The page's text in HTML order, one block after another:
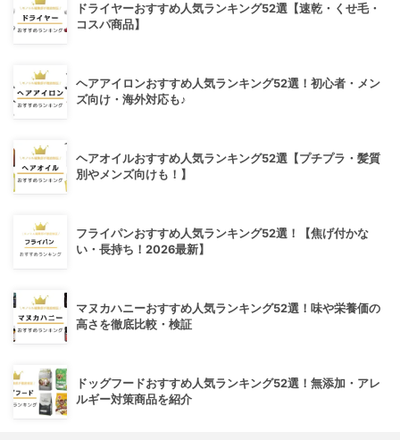
ドライヤーおすすめ人気ランキング52選【速乾・くせ毛・
コスパ商品】
ヘアアイロンおすすめ人気ランキング52選！初心者・メン
ズ向け・海外対応も♪
ヘアオイルおすすめ人気ランキング52選【プチプラ・髪質
別やメンズ向けも！】
フライパンおすすめ人気ランキング52選！【焦げ付かな
い・長持ち！2026最新】
マヌカハニーおすすめ人気ランキング52選！味や栄養価の
高さを徹底比較・検証
ドッグフードおすすめ人気ランキング52選！無添加・アレ
ルギー対策商品を紹介